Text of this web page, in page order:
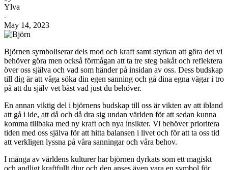
Ylva
-
May 14, 2023
Björnen symboliserar dels mod och kraft samt styrkan att göra det vi
behöver göra men också förmågan att ta tre steg bakåt och reflektera
över oss själva och vad som händer på insidan av oss. Dess budskap
till dig är att våga söka din egen sanning och gå dina egna vägar i tro
på att du själv vet bäst vad just du behöver.
En annan viktig del i björnens budskap till oss är vikten av att ibland
att gå i ide, att då och då dra sig undan världen för att sedan kunna
komma tillbaka med ny kraft och nya insikter. Vi behöver prioritera
tiden med oss själva för att hitta balansen i livet och för att ta oss tid
att verkligen lyssna på våra sanningar och våra behov.
I många av världens kulturer har björnen dyrkats som ett magiskt
och andligt kraftfullt djur och den anses även vara en symbol för